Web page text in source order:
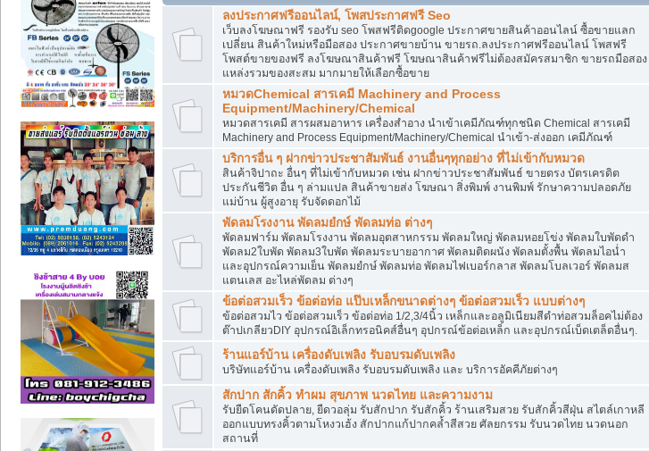
ลงประกาศฟรีออนไลน์, โพสประกาศฟรี Seo
เว็บลงโฆษณาฟรี รองรับ seo โพสฟรีติดgoogle ประกาศขายสินค้าออนไลน์ ซื้อขายแลก
เปลี่ยน สินค้าใหม่หรือมือสอง ประกาศขายบ้าน ขายรถ.ลงประกาศฟรีออนไลน์ โพสฟรี
โพสต์ขายของฟรี ลงโฆษณาสินค้าฟรี โฆษณาสินค้าฟรีไม่ต้องสมัครสมาชิก ขายรถมือสอง
แหล่งรวมของสะสม มากมายให้เลือกซื้อขาย
หมวดChemical สารเคมี Machinery and Process
Equipment/Machinery/Chemical
หมวดสารเคมี สารผสมอาหาร เครื่องสำอาง นำเข้าเคมีภัณฑ์ทุกชนิด Chemical สารเคมี
Machinery and Process Equipment/Machinery/Chemical นำเข้า-ส่งออก เคมีภัณฑ์
บริการอื่น ๆ ฝากข่าวประชาสัมพันธ์ งานอื่นๆทุกอย่าง ที่ไม่เข้ากับหมวด
สินค้าจิปาถะ อื่นๆ ที่ไม่เข้ากับหมวด เช่น ฝากข่าวประชาสัมพันธ์ ขายตรง บัตรเครดิต
ประกันชีวิต อื่น ๆ ล่ามแปล สินค้าขายส่ง โฆษณา สิ่งพิมพ์ งานพิมพ์ รักษาความปลอดภัย
แม่บ้าน ผู้สูงอายุ รับจัดดอกไม้
พัดลมโรงงาน พัดลมยํกษ์ พัดลมท่อ ต่างๆ
พัดลมฟาร์ม พัดลมโรงงาน พัดลมอุตสาหกรรม พัดลมใหญ่ พัดลมหอยโข่ง พัดลมใบพัดดำ
พัดลม2ใบพัด พัดลม3ใบพัด พัดลมระบายอากาศ พัดลมติดผนัง พัดลมตั้งพื้น พัดลมไอน่ำ
และอุปกรณ์ความเย็น พัดลมยํกษ์ พัดลมท่อ พัดลมไฟเบอร์กลาส พัดลมโบลเวอร์ พัดลมส
แตนเลส อะไหล่พัดลม ต่างๆ
ข้อต่อสวมเร็ว ข้อต่อท่อ แป๊บเหล็กขนาดต่างๆ ข้อต่อสวมเร็ว แบบต่างๆ
ข้อต่อสวมไว ข้อต่อสวมเร็ว ข้อต่อท่อ 1/2,3/4นิ้ว เหล็กและอลูมิเนียมสีดำท่อสวมล็อคไม่ต้อง
ต๊าปเกลียวDIY อุปกรณ์อิเล็กทรอนิคส์อื่นๆ อุปกรณ์ข้อต่อเหล็ก และอุปกรณ์เบ็ดเตล็ดอื่นๆ.
ร้านแอร์บ้าน เครื่องดับเพลิง รับอบรมดับเพลิง
บริษัทแอร์บ้าน เครื่องดับเพลิง รับอบรมดับเพลิง และ บริการอัคคีภัยต่างๆ
สักปาก สักคิ้ว ทำผม สุขภาพ นวดไทย และความงาม
รับยืดโคนดัดปลาย, ยืดวอลุ่ม รับสักปาก รับสักคิ้ว ร้านเสริมสวย รับสักคิ้วสีฝุ่น สไตล์เกาหลี
ออกแบบทรงคิ้วตามโหงวเฮ้ง สักปากแก้ปากคล้ำสีสวย ศัลยกรรม รับนวดไทย นวดนอก
สถานที่